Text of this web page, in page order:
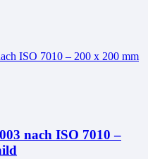
nach ISO 7010 –